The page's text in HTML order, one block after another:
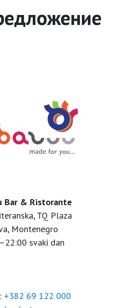
Bar & Ristorante
TQ Plaza
Montenegro
svaki dan
+382 69 122 000